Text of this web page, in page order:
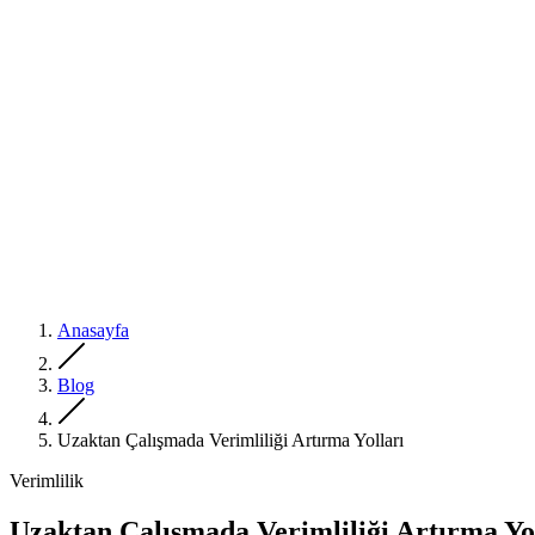
Anasayfa
Blog
Uzaktan Çalışmada Verimliliği Artırma Yolları
Verimlilik